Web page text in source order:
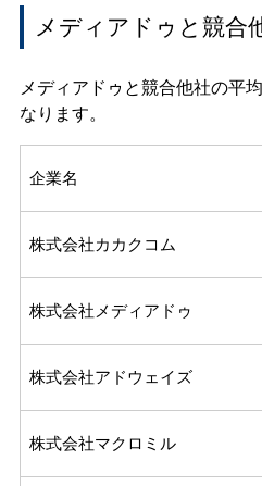
メディアドゥと競合
メディアドゥと競合他社の平
なります。
企業名
株式会社カカクコム
株式会社メディアドゥ
株式会社アドウェイズ
株式会社マクロミル